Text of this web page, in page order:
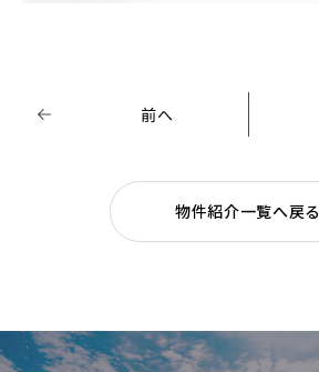
前へ
物件紹介一覧へ戻る